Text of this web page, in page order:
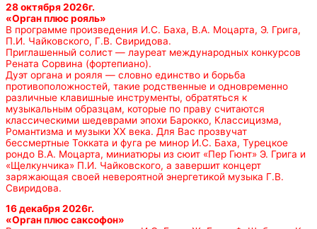
28 октября 2026г.
«Орган плюс рояль»
В программе произведения И.С. Баха, В.А. Моцарта, Э. Грига,
П.И. Чайковского, Г.В. Свиридова.
Приглашенный солист — лауреат международных конкурсов
Рената Сорвина (фортепиано).
Дуэт органа и рояля — словно единство и борьба
противоположностей, такие родственные и одновременно
различные клавишные инструменты, обратяться к
музыкальным образцам, которые по праву считаются
классическими шедеврами эпохи Барокко, Классицизма,
Романтизма и музыки ХХ века. Для Вас прозвучат
бессмертные Токката и фуга ре минор И.С. Баха, Турецкое
рондо В.А. Моцарта, миниатюры из сюит «Пер Гюнт» Э. Грига и
«Щелкунчика» П.И. Чайковского, а завершит концерт
заряжающая своей невероятной энергетикой музыка Г.В.
Свиридова.
16 декабря 2026г.
«Орган плюс саксофон»